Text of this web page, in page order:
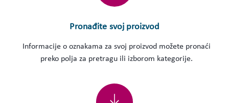
Pronađite svoj proizvod
Informacije o oznakama za svoj proizvod možete pronaći
preko polja za pretragu ili izborom kategorije.